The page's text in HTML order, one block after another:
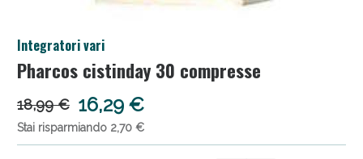
Integratori vari
Pharcos cistinday 30 compresse
18,99 € 16,29 €
Stai risparmiando 2,70 €
Salini e Multivitaminici: oggi Sconto extra fino al